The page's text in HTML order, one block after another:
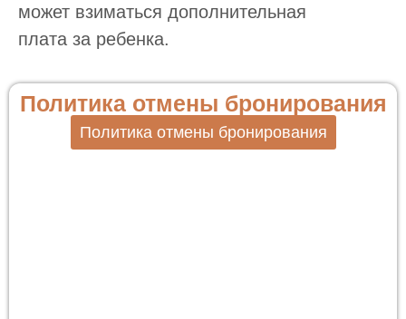
может взиматься дополнительная
плата за ребенка.
Политика отмены бронирования
Политика отмены бронирования